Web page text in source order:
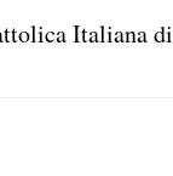
Italiana di